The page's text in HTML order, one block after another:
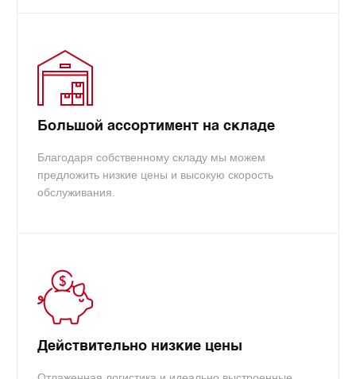
Большой ассортимент на складе
Благодаря собственному складу мы можем
предложить низкие цены и высокую скорость
обслуживания.
Действительно низкие цены